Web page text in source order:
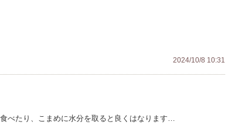
2024/10/8 10:31
べたり、こまめに水分を取ると良くはなります…